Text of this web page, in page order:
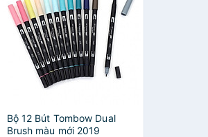
Bộ 12 Bút Tombow Dual
Brush màu mới 2019